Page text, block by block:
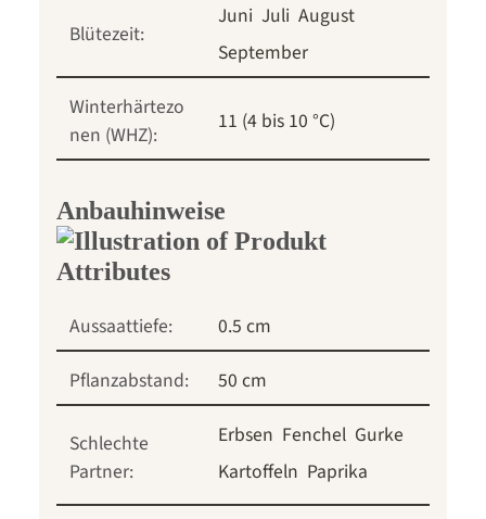
Blütezeit:
Juni Juli August
September
Winterhärtezo
nen (WHZ):
11 (4 bis 10 °C)
Anbauhinweise
Aussaattiefe:
0.5 cm
Pflanzabstand:
50 cm
Schlechte
Partner:
Erbsen Fenchel Gurke
Kartoffeln Paprika